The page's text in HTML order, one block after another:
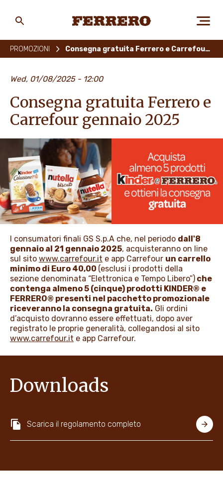
PERSONE E AMBIENTE
I NOSTRI PRODOTTI
LAVORA CON NOI
PROMOZIONI
NEWS & MEDIA
main
PROMOZIONI Consegna gratuita Ferrero e Carrefour gennaio 2025
Wed, 01/08/2025 - 12:00
Consegna gratuita Ferrero e
Carrefour gennaio 2025
I consumatori finali GS S.p.A che, nel periodo dall'8
gennaio al 21 gennaio 2025, acquisteranno on line
sul sito www.carrefour.it e app Carrefour un carrello
minimo di Euro 40,00 (esclusi i prodotti della
sezione denominata “Elettronica e Tempo Libero”) che
contenga almeno 5 (cinque) prodotti KINDER® e
FERRERO® presenti nel pacchetto promozionale
riceveranno la consegna gratuita. Gli ordini
d’acquisto dovranno essere effettuati, dopo aver
registrato le proprie generalità, collegandosi al sito
www.carrefour.it e app Carrefour.
Downloads
Scarica il regolamento completo